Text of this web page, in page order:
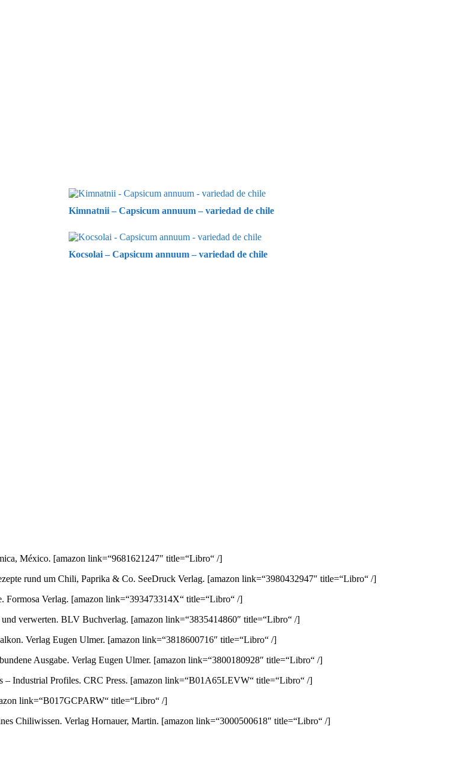
Kimnatnii – Capsicum annuum – variedad de chile
Kocsolai – Capsicum annuum – variedad de chile
México. [amazon link=“9681621247″ title=“Libro“ /]
rund um Chili, Paprika & Co. SeeDruck Verlag. [amazon link=“3980432947″ title=“Libro“ /]
Formosa Verlag. [amazon link=“393473314X“ title=“Libro“ /]
verwerten. BLV Buchverlag. [amazon link=“3835414860″ title=“Libro“ /]
Verlag Eugen Ulmer. [amazon link=“3818600716″ title=“Libro“ /]
Ausgabe. Verlag Eugen Ulmer. [amazon link=“3800180928″ title=“Libro“ /]
Industrial Profiles. CRC Press. [amazon link=“B01A65LEVW“ title=“Libro“ /]
link=“B017GCPARW“ title=“Libro“ /]
Chiliwissen. Verlag Hornauer, Martin. [amazon link=“3000500618″ title=“Libro“ /]